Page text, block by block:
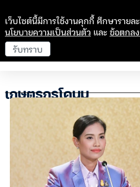
เกษตรกรโคนม
เว็บไซต์นี้มีการใช้งานคุกกี้ ศึกษารายล
นโยบายความเป็นส่วนตัว และข้อตกล
รับทราบ